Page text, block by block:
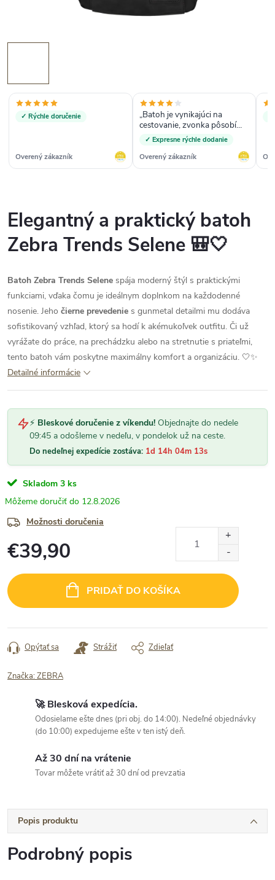
✓ Rýchle doručenie
Overený zákazník
„Batoh je vynikajúci na
cestovanie, zvonka pôsobí
ako menší, ale veľa sa doň
zmestí. Krásny dizajn.“
✓ Expresne rýchle dodanie
Overený zákazník
Elegantný a praktický batoh
Zebra Trends Selene 🎒🤍
Batoh Zebra Trends Selene spája moderný štýl s praktickými
funkciami, vďaka čomu je ideálnym doplnkom na každodenné
nosenie. Jeho čierne prevedenie s gunmetal detailmi mu dodáva
sofistikovaný vzhľad, ktorý sa hodí k akémukoľvek outfitu. Či už
vyrážate do práce, na prechádzku alebo na stretnutie s priateľmi,
tento batoh vám poskytne maximálny komfort a organizáciu. 🤍✨
Detailné informácie
⚡ Bleskové doručenie z víkendu! Objednajte do nedele
09:45 a odošleme v nedeľu, v pondelok už na ceste.
Do nedeľnej expedície zostáva: 1d 14h 04m 12s
Skladom 3 ks
12.8.2026
Možnosti doručenia
€39,90
cena:
PRIDAŤ DO KOŠÍKA
Opýtať sa Strážiť Zdieľať
Značka:ZEBRA
🚀 Blesková expedícia.
Odosielame ešte dnes (pri obj. do 14:00). Nedeľné objednávky
(do 10:00) expedujeme ešte v ten istý deň.
Až 30 dní na vrátenie
Tovar môžete vrátiť až 30 dní od prevzatia
Popis produktu
Podrobný popis